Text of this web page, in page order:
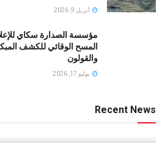
أبريل 9, 2026
مؤسسة الصدارة سكاي
المسح الوقائي للكشف
والقولون
يوليو 17, 2026
Recent News